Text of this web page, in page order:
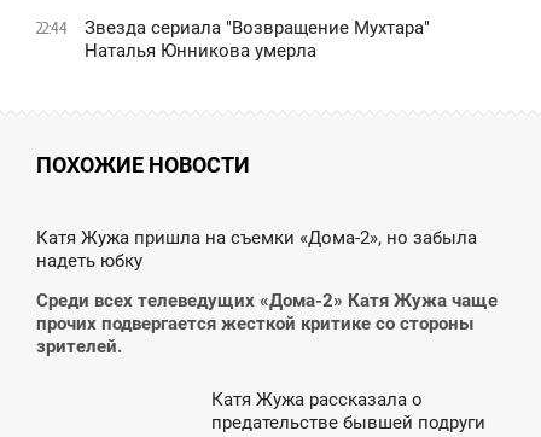
22:44
Звезда сериала "Возвращение Мухтара"
Наталья Юнникова умерла
ПОХОЖИЕ НОВОСТИ
Катя Жужа пришла на съемки «Дома-2», но забыла
надеть юбку
Среди всех телеведущих «Дома-2» Катя Жужа чаще
прочих подвергается жесткой критике со стороны
зрителей.
Катя Жужа рассказала о
предательстве бывшей подруги